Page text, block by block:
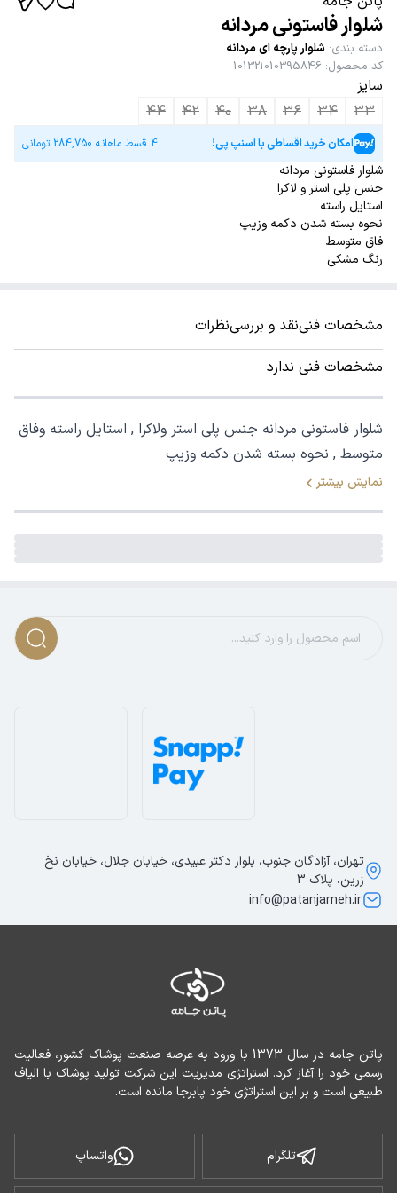
شلوار فاستونی مردانه
دسته بندی: شلوار پارچه ای مردانه
کد محصول:
101321010395846
سایز
33
34
36
38
40
42
44
امکان خرید اقساطی با اسنپ پی! 4 قسط ماهانه 284,750 تومانی
شلوار فاستونی مردانه
جنس پلی استر و لاکرا
استایل راسته
نحوه بسته شدن دکمه وزیپ
فاق متوسط
رنگ مشکی
مشخصات فنینقد و بررسینظرات
مشخصات فنی ندارد
شلوار فاستونی مردانه جنس پلی استر ولاکرا , استایل راسته وفاق
متوسط , نحوه بسته شدن دکمه وزیپ
نمایش بیشتر
طبیعی است و بر این استراتژی خود پابرجا مانده است.
تلگرام واتساپ
تهران، آزادگان جنوب، بلوار دکتر عبیدی، خیابان جلال، خیابان نخ
زرین، پلاک 3
info@patanjameh.ir